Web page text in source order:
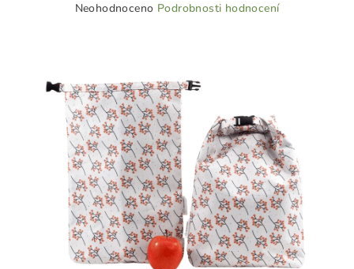
Neohodnoceno Podrobnosti hodnocení